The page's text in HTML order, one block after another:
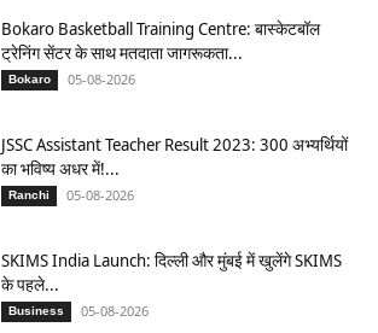
Bokaro Basketball Training Centre: बास्केटबॉल
ट्रेनिंग सेंटर के साथ मतदाता जागरूकता...
Bokaro 05-08-2026
JSSC Assistant Teacher Result 2023: 300 अभ्यर्थियों
का भविष्य अधर में!...
Ranchi 05-08-2026
SKIMS India Launch: दिल्ली और मुंबई में खुलेंगे SKIMS
के पहले...
Business 05-08-2026